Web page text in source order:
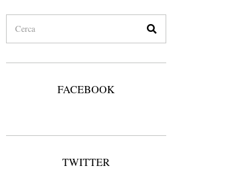
FACEBOOK
TWITTER